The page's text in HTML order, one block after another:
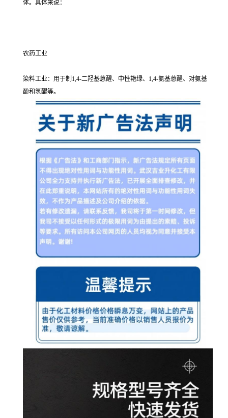
体。具体来说：
农药工业
染料工业：用于制1,4-二羟基蒽醒、中性艳绿、1,4-氨基蒽醒、对氨基
酚和氢醌等。